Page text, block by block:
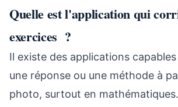
Quelle est l'application qui
exercices ?
Il existe des applications
une réponse ou une méthode à
photo, surtout en